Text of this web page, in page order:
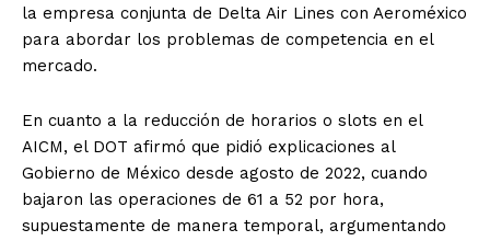
la empresa conjunta de Delta Air Lines con Aeroméxico
para abordar los problemas de competencia en el
mercado.
En cuanto a la reducción de horarios o slots en el
AICM, el DOT afirmó que pidió explicaciones al
Gobierno de México desde agosto de 2022, cuando
bajaron las operaciones de 61 a 52 por hora,
supuestamente de manera temporal, argumentando